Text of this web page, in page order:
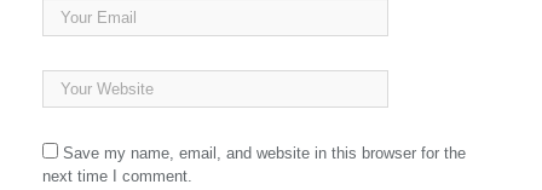
Save my name, email, and website in this browser for the
next time I comment.